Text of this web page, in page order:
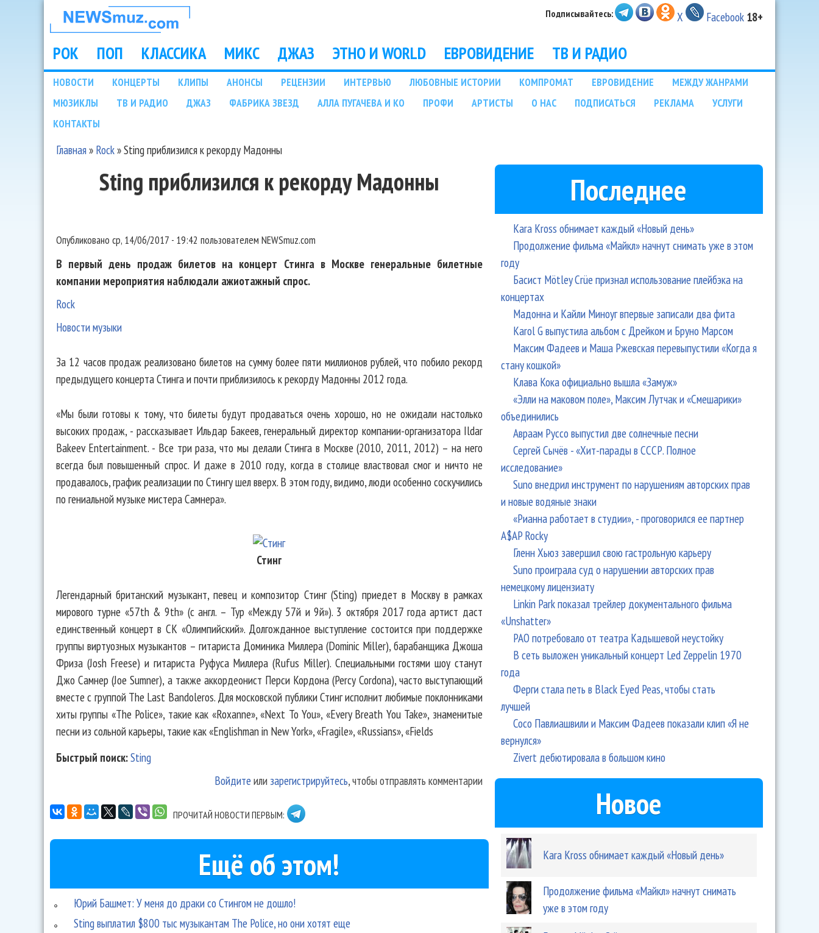
НОВОСТИ
МУЗЫКИ И
ШОУ БИЗНЕСА
NEWSMUZ.COM
Подписывайтесь: X Facebook 18+
Main menu
РОК ПОП КЛАССИКА МИКС ДЖАЗ ЭТНО И WORLD ЕВРОВИДЕНИЕ ТВ И РАДИО
Подразделы
НОВОСТИ КОНЦЕРТЫ КЛИПЫ АНОНСЫ РЕЦЕНЗИИ ИНТЕРВЬЮ ЛЮБОВНЫЕ ИСТОРИИ КОМПРОМАТ ЕВРОВИДЕНИЕ
МЕЖДУ ЖАНРАМИ
МЮЗИКЛЫ
ТВ И РАДИО ДЖАЗ ФАБРИКА ЗВЕЗД АЛЛА ПУГАЧЕВА И КО ПРОФИ АРТИСТЫ О НАС ПОДПИСАТЬСЯ РЕКЛАМА
УСЛУГИ
КОНТАКТЫ
Главная» Rock»Sting приблизился к рекорду Мадонны
Sting приблизился к рекорду Мадонны
Опубликовано ср, 14/06/2017 - 19:42 пользователем NEWSmuz.com
В первый день продаж билетов на концерт Стинга в Москве генеральные билетные
компании мероприятия наблюдали ажиотажный спрос.
Rock
Новости музыки
За 12 часов продаж реализовано билетов на сумму более пяти миллионов рублей, что побило рекорд
предыдущего концерта Стинга и почти приблизилось к рекорду Мадонны 2012 года.
«Мы были готовы к тому, что билеты будут продаваться очень хорошо, но не ожидали настолько
высоких продаж, - рассказывает Ильдар Бакеев, генеральный директор компании-организатора Ildar
Bakeev Entertainment. - Все три раза, что мы делали Стинга в Москве (2010, 2011, 2012) – на него
всегда был повышенный спрос. И даже в 2010 году, когда в столице властвовал смог и ничто не
продавалось, график реализации по Стингу шел вверх. В этом году, видимо, люди особенно соскучились
по гениальной музыке мистера Самнера».
Стинг
Легендарный британский музыкант, певец и композитор Стинг (Sting) приедет в Москву в рамках
мирового турне «57th & 9th» (c англ. – Тур «Между 57й и 9й»). 3 октября 2017 года артист даст
единственный концерт в СК «Олимпийский». Долгожданное выступление состоится при поддержке
группы виртуозных музыкантов – гитариста Доминика Миллера (Dominic Miller), барабанщика Джоша
Фриза (Josh Freese) и гитариста Руфуса Миллера (Rufus Miller). Специальными гостями шоу станут
Джо Самнер (Joe Sumner), а также аккордеонист Перси Кордона (Percy Cordona), часто выступающий
вместе с группой The Last Bandoleros. Для московской публики Стинг исполнит любимые поклонниками
хиты группы «The Police», такие как «Roxanne», «Next To You», «Every Breath You Take», знаменитые
песни из сольной карьеры, такие как «Englishman in New York», «Fragile», «Russians», «Fields
Быстрый поиск:Sting
Войдите или зарегистрируйтесь, чтобы отправлять комментарии
ПРОЧИТАЙ НОВОСТИ ПЕРВЫМ:
Ещё об этом!
Юрий Башмет: У меня до драки со Стингом не дошло!
Sting выплатил $800 тыс музыкантам The Police, но они хотят еще
Последнее
Kara Kross обнимает каждый «Новый день»
Продолжение фильма «Майкл» начнут снимать уже в этом
году
Басист Mötley Crüe признал использование плейбэка на
концертах
Мадонна и Кайли Миноуг впервые записали два фита
Karol G выпустила альбом с Дрейком и Бруно Марсом
Максим Фадеев и Маша Ржевская перевыпустили «Когда я
стану кошкой»
Клава Кока официально вышла «Замуж»
«Элли на маковом поле», Максим Лутчак и «Смешарики»
объединились
Авраам Руссо выпустил две солнечные песни
Сергей Сычёв - «Хит-парады в СССР. Полное
исследование»
Suno внедрил инструмент по нарушениям авторских прав
и новые водяные знаки
«Рианна работает в студии», - проговорился ее партнер
A$AP Rocky
Гленн Хьюз завершил свою гастрольную карьеру
Suno проиграла суд о нарушении авторских прав
немецкому лицензиату
Linkin Park показал трейлер документального фильма
«Unshatter»
РАО потребовало от театра Кадышевой неустойку
В сеть выложен уникальный концерт Led Zeppelin 1970
года
Ферги стала петь в Black Eyed Peas, чтобы стать
лучшей
Сосо Павлиашвили и Максим Фадеев показали клип «Я не
вернулся»
Zivert дебютировала в большом кино
Новое
Kara Kross обнимает каждый «Новый день»
Продолжение фильма «Майкл» начнут снимать
уже в этом году